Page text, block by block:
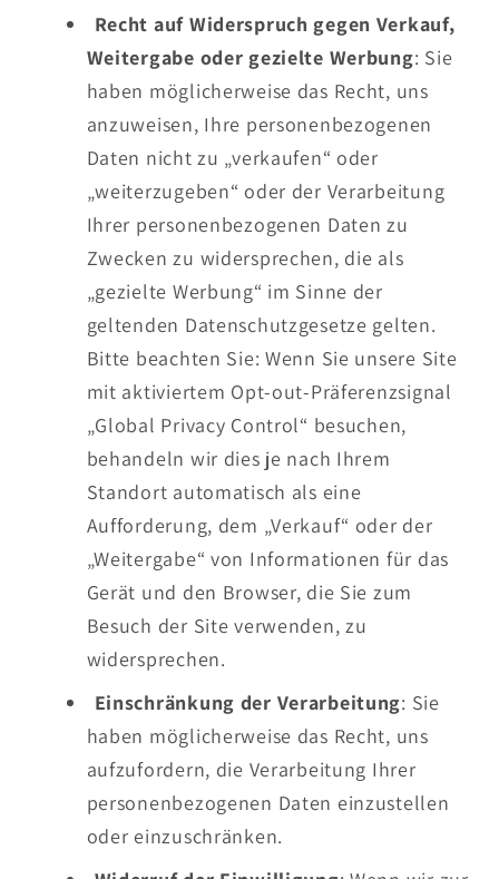
Recht auf Widerspruch gegen Verkauf,
Weitergabe oder gezielte Werbung: Sie
haben möglicherweise das Recht, uns
anzuweisen, Ihre personenbezogenen
Daten nicht zu „verkaufen“ oder
„weiterzugeben“ oder der Verarbeitung
Ihrer personenbezogenen Daten zu
Zwecken zu widersprechen, die als
„gezielte Werbung“ im Sinne der
geltenden Datenschutzgesetze gelten.
Bitte beachten Sie: Wenn Sie unsere Site
mit aktiviertem Opt-out-Präferenzsignal
„Global Privacy Control“ besuchen,
behandeln wir dies je nach Ihrem
Standort automatisch als eine
Aufforderung, dem „Verkauf“ oder der
„Weitergabe“ von Informationen für das
Gerät und den Browser, die Sie zum
Besuch der Site verwenden, zu
widersprechen.
Einschränkung der Verarbeitung: Sie
haben möglicherweise das Recht, uns
aufzufordern, die Verarbeitung Ihrer
personenbezogenen Daten einzustellen
oder einzuschränken.